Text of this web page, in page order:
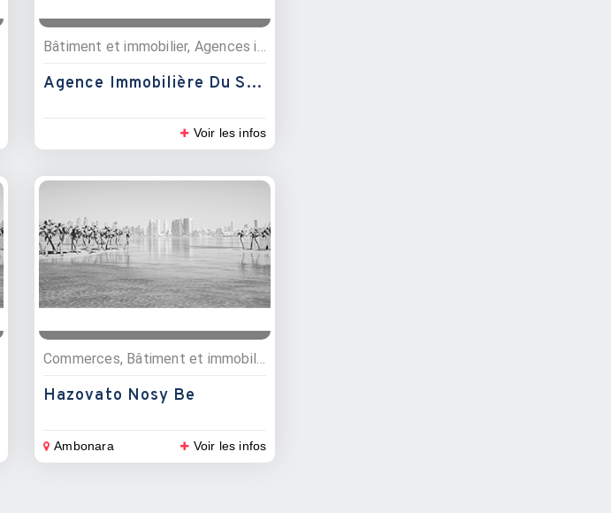
Agence Immobilière Du Sambirano
Voir les infos
Commerces, Bâtiment et immobilier, Literie et meubles, Menuisiers, Matériaux de construction
Hazovato Nosy Be
Ambonara Voir les infos